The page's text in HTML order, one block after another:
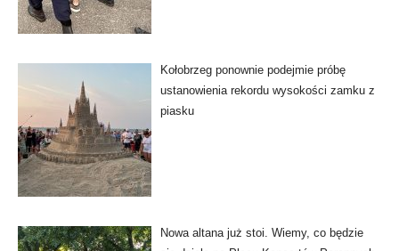
Kołobrzeg ponownie podejmie próbę
ustanowienia rekordu wysokości zamku z
piasku
Nowa altana już stoi. Wiemy, co będzie